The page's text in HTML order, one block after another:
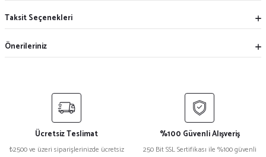
Taksit Seçenekleri
Önerileriniz
Ücretsiz Teslimat
₺2500 ve üzeri siparişlerinizde ücretsiz
%100 Güvenli Alışveriş
250 Bit SSL Sertifikası ile %100 güvenli